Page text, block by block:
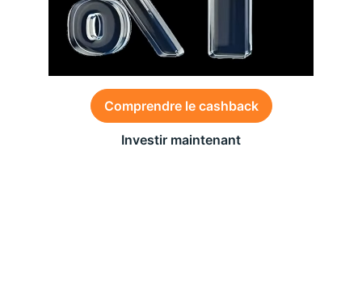
Comprendre le cashback
Investir maintenant